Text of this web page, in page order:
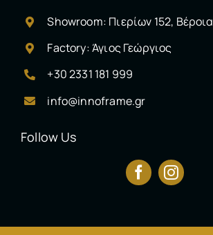
Showroom: Πιερίων 152, Βέροια
Factory: Άγιος Γεώργιος
+30 2331 181 999
info@innoframe.gr
Follow Us